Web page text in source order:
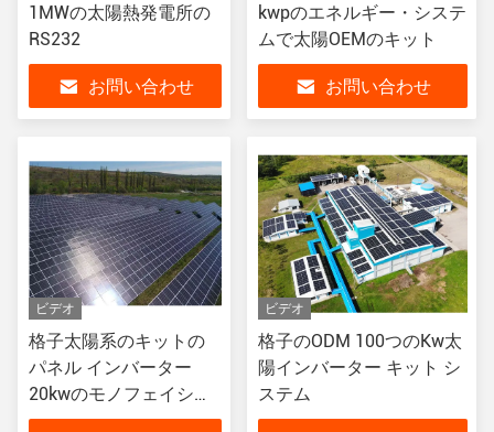
1MWの太陽熱発電所の
RS232
お問い合わせ
kwpのエネルギー・システ
ムで太陽OEMのキット
お問い合わせ
ビデオ
格子太陽系のキットの
パネル インバーター
20kwのモノフェイシャ
ルの両面フェイシャル
ビデオ
格子のODM 100つのKw太
陽インバーター キット シ
ステム